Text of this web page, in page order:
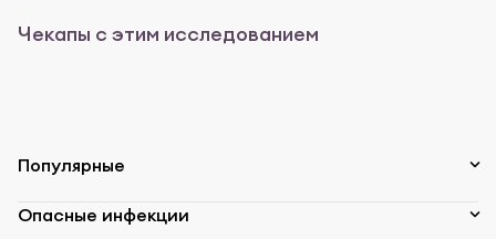
Чекапы с этим исследованием
Популярные
Опасные инфекции